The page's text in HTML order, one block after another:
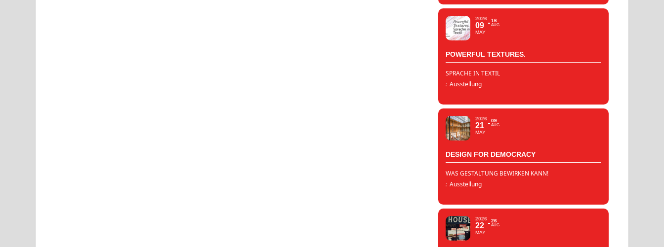
2026
09
MAY
16
AUG
POWERFUL TEXTURES.
SPRACHE IN TEXTIL
: Ausstellung
2026
21
MAY
09
AUG
DESIGN FOR DEMOCRACY
WAS GESTALTUNG BEWIRKEN KANN!
: Ausstellung
2026
22
MAY
26
AUG